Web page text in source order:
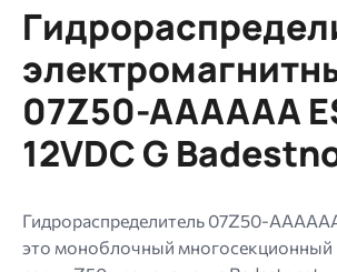
МБ.
Допустимые
типы:
gif
jpg
jpeg
07Z50-AAAAAA
12VDC G
Гидрораспределитель 07Z50-
это моноблочный многосекционный